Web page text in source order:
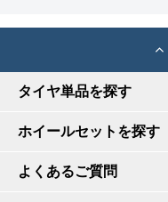
タイヤ単品を探す
ホイールセットを探す
よくあるご質問